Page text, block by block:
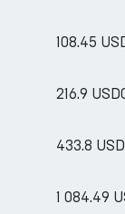
108.45
216.9
433.8
1 084.49